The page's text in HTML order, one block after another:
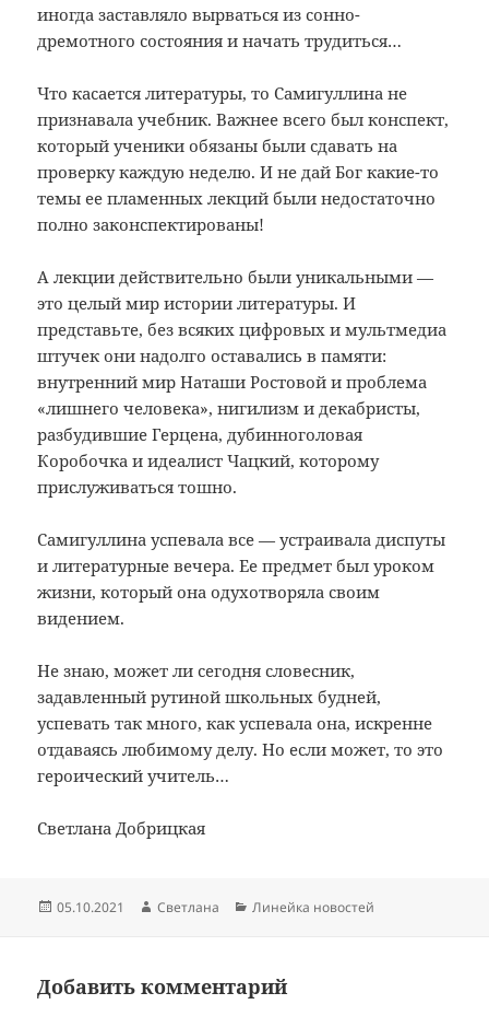
иногда заставляло вырваться из сонно-
дремотного состояния и начать трудиться…
Что касается литературы, то Самигуллина не
признавала учебник. Важнее всего был конспект,
который ученики обязаны были сдавать на
проверку каждую неделю. И не дай Бог какие-то
темы ее пламенных лекций были недостаточно
полно законспектированы!
А лекции действительно были уникальными —
это целый мир истории литературы. И
представьте, без всяких цифровых и мультмедиа
штучек они надолго оставались в памяти:
внутренний мир Наташи Ростовой и проблема
«лишнего человека», нигилизм и декабристы,
разбудившие Герцена, дубинноголовая
Коробочка и идеалист Чацкий, которому
прислуживаться тошно.
Самигуллина успевала все — устраивала диспуты
и литературные вечера. Ее предмет был уроком
жизни, который она одухотворяла своим
видением.
Не знаю, может ли сегодня словесник,
задавленный рутиной школьных будней,
успевать так много, как успевала она, искренне
отдаваясь любимому делу. Но если может, то это
героический учитель…
Светлана Добрицкая
Опубликовано
05.10.2021 Автор
Светлана Рубрики
Линейка новостей
Добавить комментарий